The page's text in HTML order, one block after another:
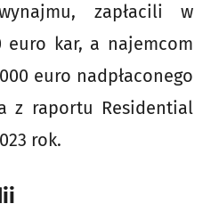
zapłacili w
euro kar, a najemcom
euro nadpłaconego
z raportu Residential
rok.